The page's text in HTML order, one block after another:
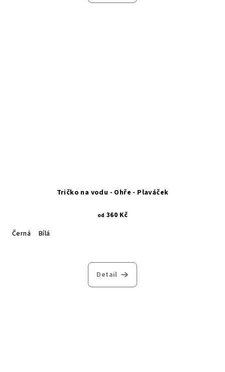
Tričko na vodu - Ohře - Plaváček
od 360 Kč
Černá
Bílá
Detail